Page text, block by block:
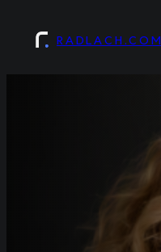
springen
RADLACH.COM